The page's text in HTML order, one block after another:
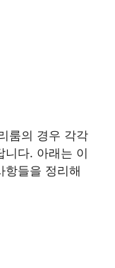
룸의 경우 각각
니다. 아래는 이
항들을 정리해